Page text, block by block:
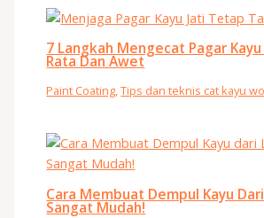
7 Langkah Mengecat Pagar
Rata Dan Awet
Paint Coating,Tips dan teknis cat kayu
Cara Membuat Dempul Kayu
Sangat Mudah!